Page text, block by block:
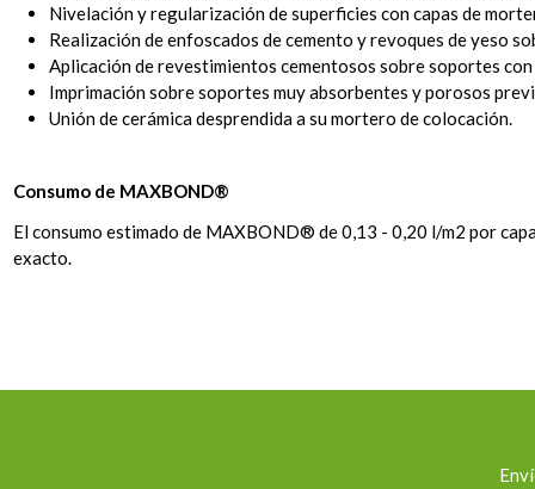
Nivelación y regularización de superficies con capas de
Realización de enfoscados de cemento y revoques de yeso
Aplicación de revestimientos cementosos sobre soportes
Imprimación sobre soportes muy absorbentes y porosos
Unión de cerámica desprendida a su mortero de colocación.
Consumo de MAXBOND®
El consumo estimado de MAXBOND® de 0,13 - 0,20 l/m2 por
exacto.